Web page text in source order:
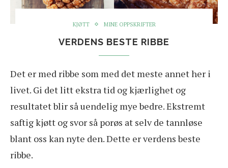
KJØTT MINE OPPSKRIFTER
VERDENS BESTE RIBBE
Det er med ribbe som med det meste annet her i
livet. Gi det litt ekstra tid og kjærlighet og
resultatet blir så uendelig mye bedre. Ekstremt
saftig kjøtt og svor så porøs at selv de tannløse
blant oss kan nyte den. Dette er verdens beste
ribbe.